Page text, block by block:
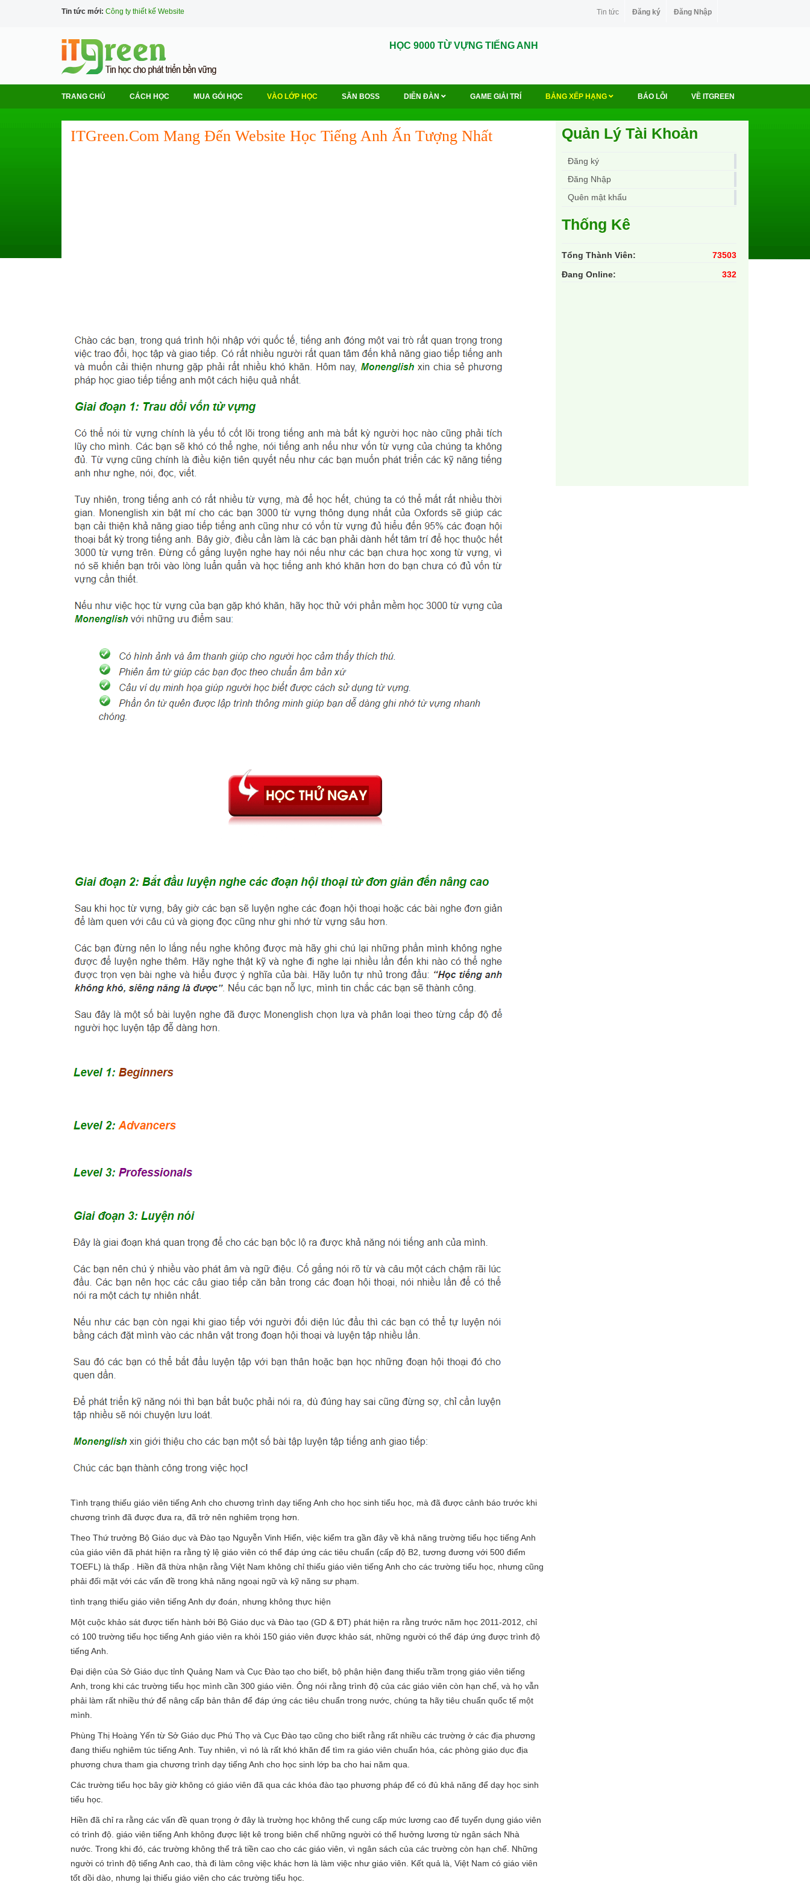
Tin tức mới: Công ty thiết kế Website Tin tức Đăng ký Đăng Nhập
HỌC 9000 TỪ VỰNG TIẾNG ANH
TRANG CHỦ CÁCH HỌC MUA GÓI HỌC VÀO LỚP HỌC SĂN BOSS DIỄN ĐÀN GAME GIẢI TRÍ BẢNG XẾP HẠNG BÁO LỖI VỀ ITGREEN
ITGreen.com Mang Đến Website Học Tiếng Anh Ấn Tượng Nhất
Tình trạng thiếu giáo viên tiếng Anh cho chương trình dạy tiếng Anh cho học sinh tiểu học, mà đã được cảnh báo trước khi
chương trình đã được đưa ra, đã trở nên nghiêm trọng hơn.
Theo Thứ trưởng Bộ Giáo dục và Đào tạo Nguyễn Vinh Hiển, việc kiểm tra gần đây về khả năng trường tiểu học tiếng Anh
của giáo viên đã phát hiện ra rằng tỷ lệ giáo viên có thể đáp ứng các tiêu chuẩn (cấp độ B2, tương đương với 500 điểm
TOEFL) là thấp . Hiền đã thừa nhận rằng Việt Nam không chỉ thiếu giáo viên tiếng Anh cho các trường tiểu học, nhưng cũng
phải đối mặt với các vấn đề trong khả năng ngoại ngữ và kỹ năng sư phạm.
tình trạng thiếu giáo viên tiếng Anh dự đoán, nhưng không thực hiện
Một cuộc khảo sát được tiến hành bởi Bộ Giáo dục và Đào tạo (GD & ĐT) phát hiện ra rằng trước năm học 2011-2012, chỉ
có 100 trường tiểu học tiếng Anh giáo viên ra khỏi 150 giáo viên được khảo sát, những người có thể đáp ứng được trình độ
tiếng Anh.
Đại diện của Sở Giáo dục tỉnh Quảng Nam và Cục Đào tạo cho biết, bộ phận hiện đang thiếu trầm trọng giáo viên tiếng
Anh, trong khi các trường tiểu học mình cần 300 giáo viên. Ông nói rằng trình độ của các giáo viên còn hạn chế, và họ vẫn
phải làm rất nhiều thứ để nâng cấp bản thân để đáp ứng các tiêu chuẩn trong nước, chúng ta hãy tiêu chuẩn quốc tế một
mình.
Phùng Thị Hoàng Yến từ Sở Giáo dục Phú Thọ và Cục Đào tạo cũng cho biết rằng rất nhiều các trường ở các địa phương
đang thiếu nghiêm túc tiếng Anh. Tuy nhiên, vì nó là rất khó khăn để tìm ra giáo viên chuẩn hóa, các phòng giáo dục địa
phương chưa tham gia chương trình dạy tiếng Anh cho học sinh lớp ba cho hai năm qua.
Các trường tiểu học bây giờ không có giáo viên đã qua các khóa đào tạo phương pháp để có đủ khả năng để dạy học sinh
tiểu học.
Hiền đã chỉ ra rằng các vấn đề quan trọng ở đây là trường học không thể cung cấp mức lương cao để tuyển dụng giáo viên
có trình độ. giáo viên tiếng Anh không được liệt kê trong biên chế những người có thể hưởng lương từ ngân sách Nhà
nước. Trong khi đó, các trường không thể trả tiền cao cho các giáo viên, vì ngân sách của các trường còn hạn chế. Những
người có trình độ tiếng Anh cao, thà đi làm công việc khác hơn là làm việc như giáo viên. Kết quả là, Việt Nam có giáo viên
tốt dồi dào, nhưng lại thiếu giáo viên cho các trường tiểu học.
Quản Lý Tài Khoản
Đăng ký
Đăng Nhập
Quên mật khẩu
Thống Kê
Tổng Thành Viên:
73503
Đang Online:
332